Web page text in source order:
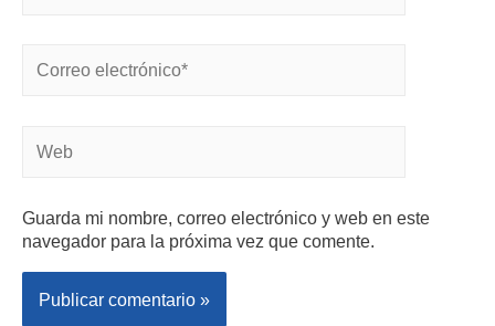
Guarda mi nombre, correo electrónico y web en este
navegador para la próxima vez que comente.